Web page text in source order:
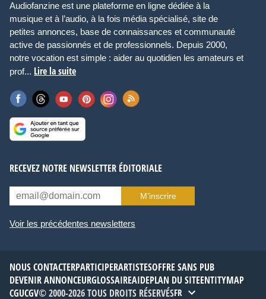
Audiofanzine est une plateforme en ligne dédiée à la
musique et à l’audio, à la fois média spécialisé, site de
petites annonces, base de connaissances et communauté
active de passionnés et de professionnels. Depuis 2000,
notre vocation est simple : aider au quotidien les amateurs et
prof... Lire la suite
RECEVEZ NOTRE NEWSLETTER ÉDITORIALE
M’inscrire
Voir les précédentes newsletters
NOUS CONTACTERPARTICIPERARTISTESOFFRE SANS PUB
DEVENIR ANNONCEURGLOSSAIREAIDEPLAN DU SITEENTITYMAP
CGUCGV© 2000-2026 TOUS DROITS RÉSERVÉSFR